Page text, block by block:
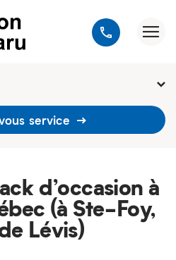
20h
service
d’occasion à
(à Ste-Foy,
Lévis)